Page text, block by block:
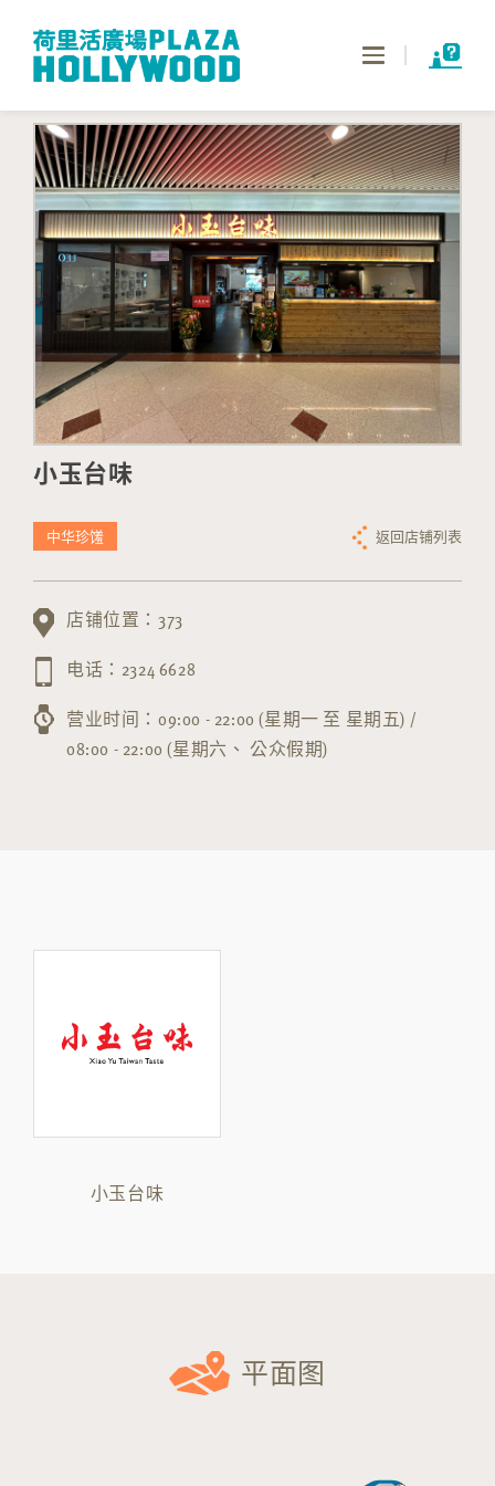
Toggle
小玉台味
中华珍馐 返回店铺列表
店铺位置：373
电话：2324 6628
营业时间：09:00 - 22:00 (星期一 至 星期五) /
08:00 - 22:00 (星期六、 公众假期)
小玉台味
平面图